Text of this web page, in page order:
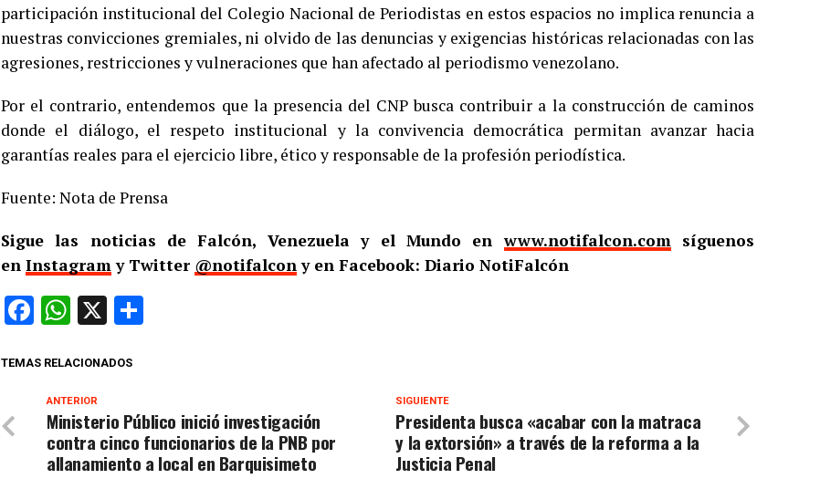
participación institucional del Colegio Nacional de Periodistas en estos espacios no implica renuncia a
nuestras convicciones gremiales, ni olvido de las denuncias y exigencias históricas relacionadas con las
agresiones, restricciones y vulneraciones que han afectado al periodismo venezolano.
Por el contrario, entendemos que la presencia del CNP busca contribuir a la construcción de caminos
donde el diálogo, el respeto institucional y la convivencia democrática permitan avanzar hacia
garantías reales para el ejercicio libre, ético y responsable de la profesión periodística.
Fuente: Nota de Prensa
Sigue las noticias de Falcón, Venezuela y el Mundo enwww.notifalcon.comsíguenos
en Instagramy Twitter @notifalcony en Facebook: Diario NotiFalcón
Facebook
WhatsApp
X
TEMAS RELACIONADOS
SIGUIENTE
Presidenta busca «acabar con la matraca
y la extorsión» a través de la reforma a la
Justicia Penal
ANTERIOR
Ministerio Público inició investigación
contra cinco funcionarios de la PNB por
allanamiento a local en Barquisimeto